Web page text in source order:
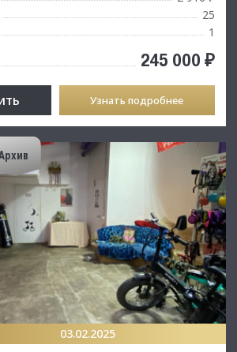
25
1
245 000 ₽
Узнать подробнее
03.02.2025